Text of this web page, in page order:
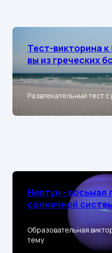
Тест-викторина
вы из греческих
Развлекательный тест
Нептун - восьмая
солнечной
Образовательная
тему